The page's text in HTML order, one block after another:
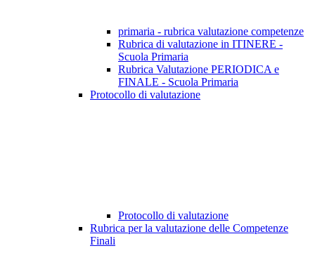
primaria - rubrica valutazione competenze
Rubrica di valutazione in ITINERE -
Scuola Primaria
Rubrica Valutazione PERIODICA e
FINALE - Scuola Primaria
Protocollo di valutazione
Protocollo di valutazione
Rubrica per la valutazione delle Competenze
Finali